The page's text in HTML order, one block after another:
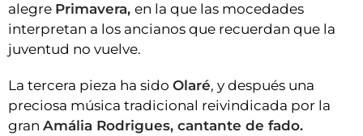
alegre Primavera, en la que las mocedades
interpretan a los ancianos que recuerdan que la
juventud no vuelve.
La tercera pieza ha sido Olaré, y después una
preciosa música tradicional reivindicada por la
gran Amália Rodrigues, cantante de fado.